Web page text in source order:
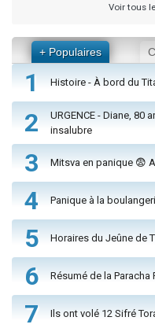
Voir tous
+ Populaires
1 Histoire - À bord du
2
URGENCE - Diane, 80
insalubre
3 Mitsva en panique 😨
4 Panique à la
5 Horaires du Jeûne de
6 Résumé de la
7 Ils ont volé 12 Sifré